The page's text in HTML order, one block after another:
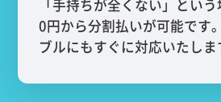
「手持ちが全くない」とい
0円から分割払いが可能です
ブルにもすぐに対応いたしま